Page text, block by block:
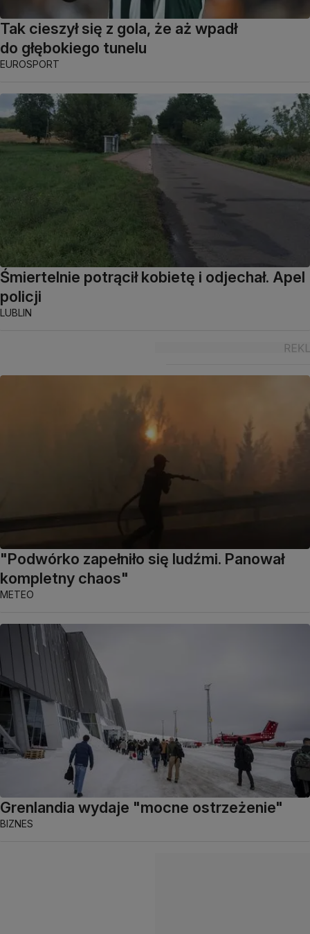
Tak cieszył się z gola, że aż wpadł
do głębokiego tunelu
EUROSPORT
Śmiertelnie potrącił kobietę i odjechał. Apel
policji
LUBLIN
"Podwórko zapełniło się ludźmi. Panował
kompletny chaos"
METEO
Grenlandia wydaje "mocne ostrzeżenie"
BIZNES